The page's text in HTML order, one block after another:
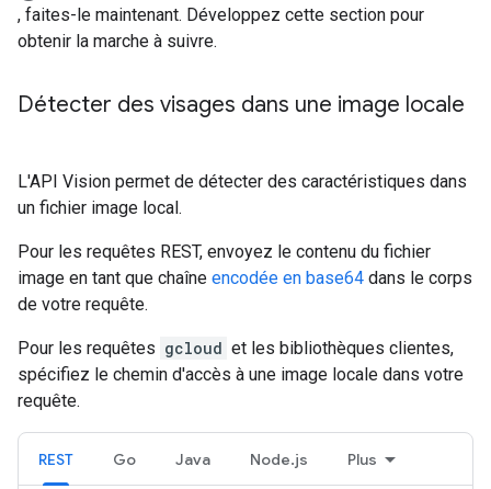
, faites-le maintenant. Développez cette section pour
obtenir la marche à suivre.
Détecter des visages dans une image locale
L'API Vision permet de détecter des caractéristiques dans
un fichier image local.
Pour les requêtes REST, envoyez le contenu du fichier
image en tant que chaîne encodée en base64 dans le corps
de votre requête.
Pour les requêtes gcloud et les bibliothèques clientes,
spécifiez le chemin d'accès à une image locale dans votre
requête.
REST Go Java Node.js Plus